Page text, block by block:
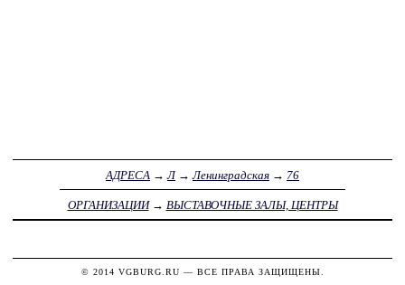
АДРЕСА →Л→Ленинградская → 76
ОРГАНИЗАЦИИ→ ВЫСТАВОЧНЫЕ ЗАЛЫ, ЦЕНТРЫ
© 2014 VGBURG.RU — ВСЕ ПРАВА ЗАЩИЩЕНЫ.